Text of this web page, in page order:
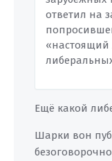
ответил на
«настоящий
Ещё какой
Шарки вон